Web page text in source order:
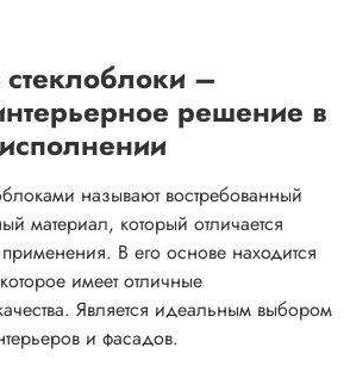
–
решение в
называют востребованный
материал, который отличается
В его основе находится
имеет отличные
Является идеальным выбором
и фасадов.